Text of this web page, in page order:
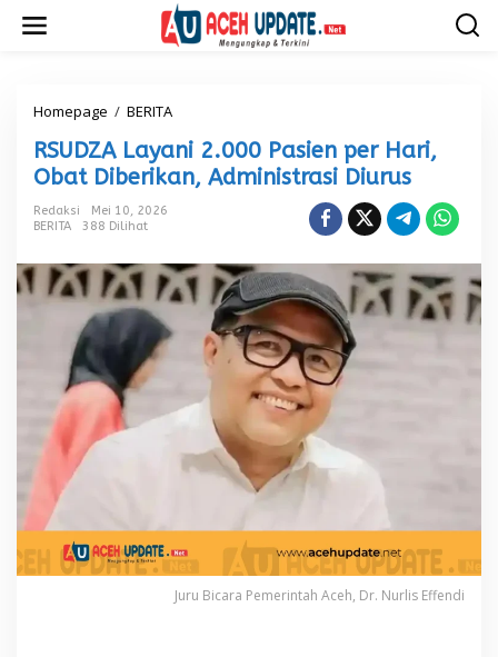
Homepage / BERITA
U
D
Z
y
a
n
i
0
e
n
p
e
RSUDZA Layani 2.000 Pasien per Hari,
Obat Diberikan, Administrasi Diurus
Redaksi
Mei 10, 2026
BERITA
388 Dilihat
Juru Bicara Pemerintah Aceh, Dr. Nurlis Effendi